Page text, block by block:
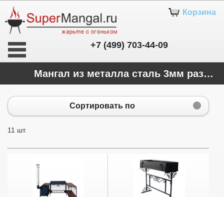
Корзина
+7 (499) 703-44-09
Мангал из металла сталь 3мм разборный кованый
Сортировать по
11 шт.